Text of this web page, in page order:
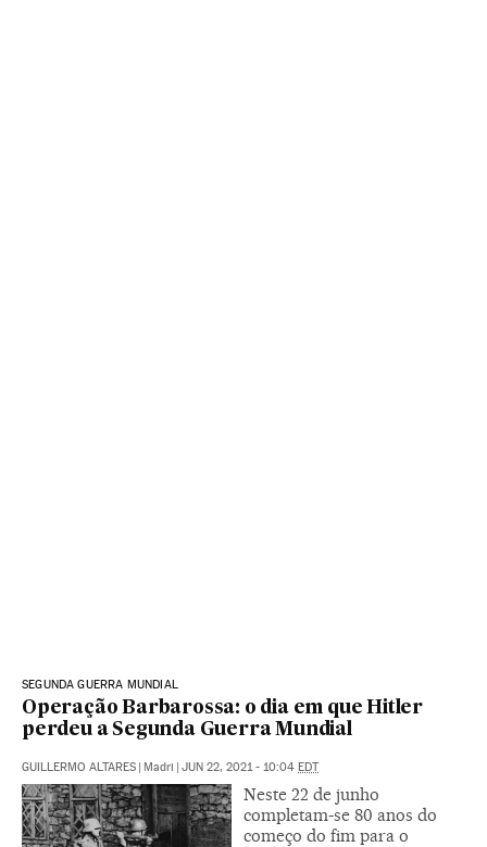
SEGUNDA GUERRA MUNDIAL
Operação Barbarossa: o dia em que Hitler
perdeu a Segunda Guerra Mundial
GUILLERMO ALTARES | Madri | JUN 22, 2021 - 10:04 EDT
Neste 22 de junho
completam-se 80 anos do
começo do fim para o